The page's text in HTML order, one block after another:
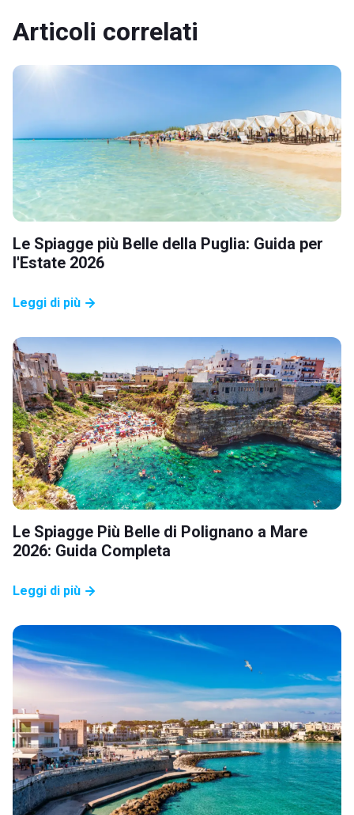
Articoli correlati
Le Spiagge più Belle della Puglia: Guida per
l'Estate 2026
Leggi di più
Le Spiagge Più Belle di Polignano a Mare
2026: Guida Completa
Leggi di più